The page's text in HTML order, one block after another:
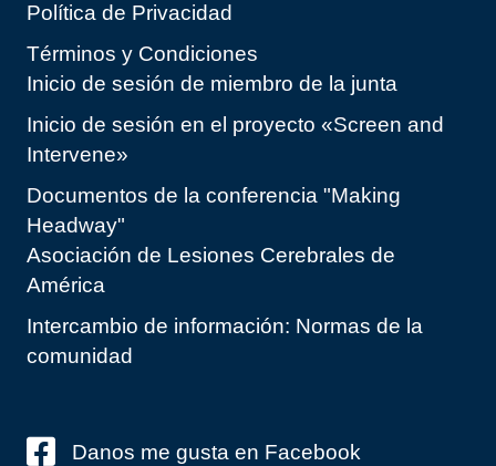
Política de Privacidad
Términos y Condiciones
Inicio de sesión de miembro de la junta
Inicio de sesión en el proyecto «Screen and
Intervene»
Documentos de la conferencia "Making
Headway"
Asociación de Lesiones Cerebrales de
América
Intercambio de información: Normas de la
comunidad
Danos me gusta en Facebook